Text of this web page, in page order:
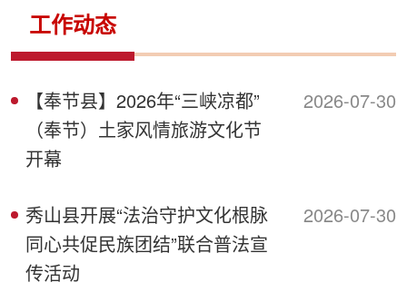
侨务工作
工作动态
【奉节县】2026年“三峡凉都”
（奉节）土家风情旅游文化节
开幕
2026-07-30
秀山县开展“法治守护文化根脉
同心共促民族团结”联合普法宣
传活动
2026-07-30